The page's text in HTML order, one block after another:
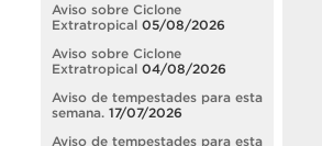
Aviso sobre Ciclone
Extratropical 05/08/2026
Aviso sobre Ciclone
Extratropical 04/08/2026
Aviso de tempestades para esta
semana. 17/07/2026
Aviso de tempestades para esta